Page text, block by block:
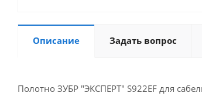
Описание Задать вопрос
Полотно ЗУБР "ЭКСПЕРТ" S922EF для